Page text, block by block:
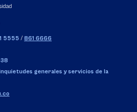
5555 / 861 6666
generales y servicios de la